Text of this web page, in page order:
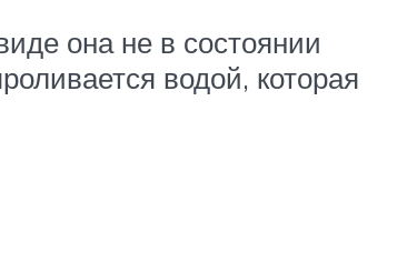
она не в состоянии
водой, которая